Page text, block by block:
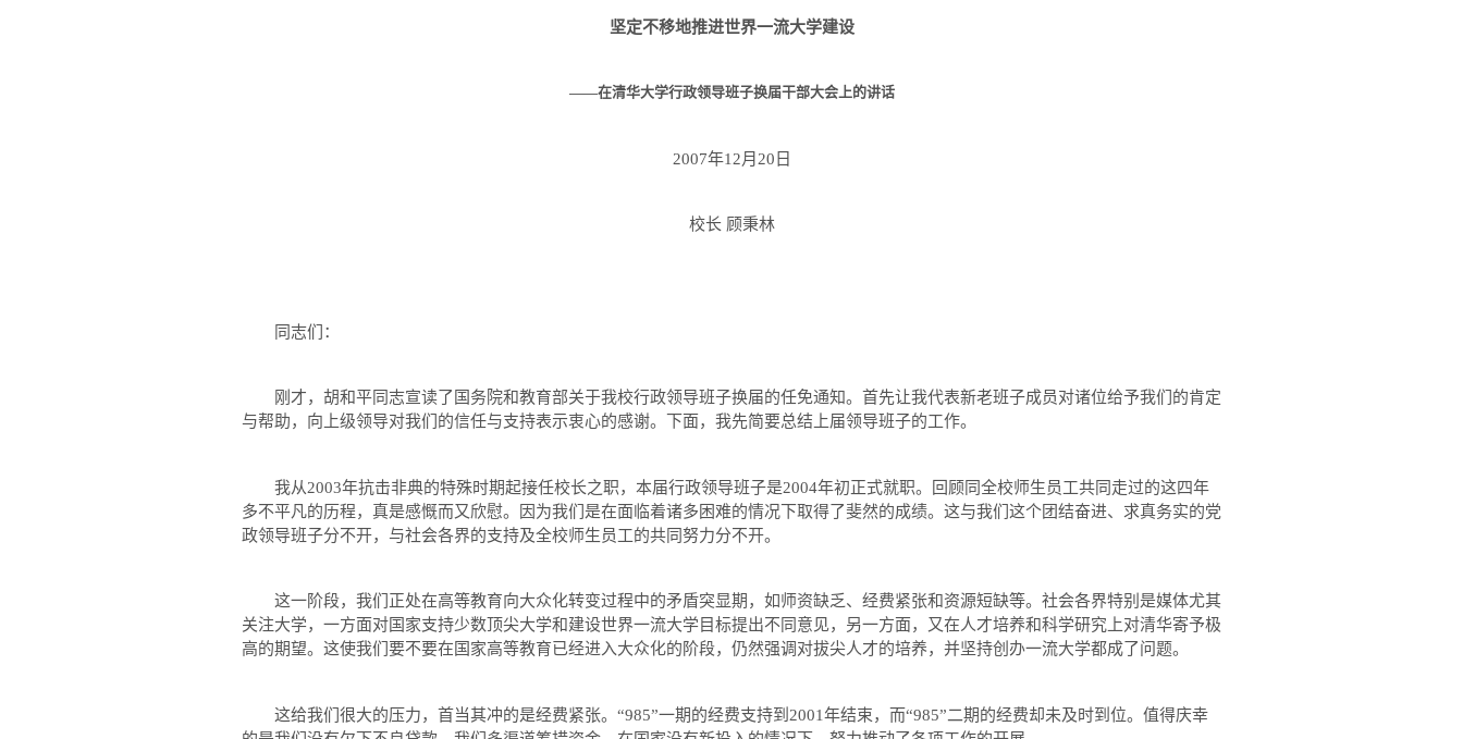
坚定不移地推进世界一流大学建设
——在清华大学行政领导班子换届干部大会上的讲话
2007年12月 20 日
校长 顾秉林
同志们：
刚才，胡和平同志宣读了国务院和教育部关于我校行政领导班子换届的任免通知。首先让我代表新老班子成员对诸位给予我们的肯定
与帮助，向上级领导对我们的信任与支持表示衷心的感谢。下面，我先简要总结上届领导班子的工作。
我从2003年抗击非典的特殊时期起接任校长之职，本届行政领导班子是2004年初正式就职。回顾同全校师生员工共同走过的这四年
多不平凡的历程，真是感慨而又欣慰。因为我们是在面临着诸多困难的情况下取得了斐然的成绩。这与我们这个团结奋进、求真务实的党
政领导班子分不开，与社会各界的支持及全校师生员工的共同努力分不开。
这一阶段，我们正处在高等教育向大众化转变过程中的矛盾突显期，如师资缺乏、经费紧张和资源短缺等。社会各界特别是媒体尤其
关注大学，一方面对国家支持少数顶尖大学和建设世界一流大学目标提出不同意见，另一方面，又在人才培养和科学研究上对清华寄予极
高的期望。这使我们要不要在国家高等教育已经进入大众化的阶段，仍然强调对拔尖人才的培养，并坚持创办一流大学都成了问题。
这给我们很大的压力，首当其冲的是经费紧张。“985”一期的经费支持到 2001年结束，而“985”二期的经费却未及时到位。值得庆幸